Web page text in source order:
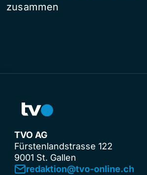
zusammen
TVO AG
Fürstenlandstrasse 122
9001 St. Gallen
redaktion@tvo-online.ch